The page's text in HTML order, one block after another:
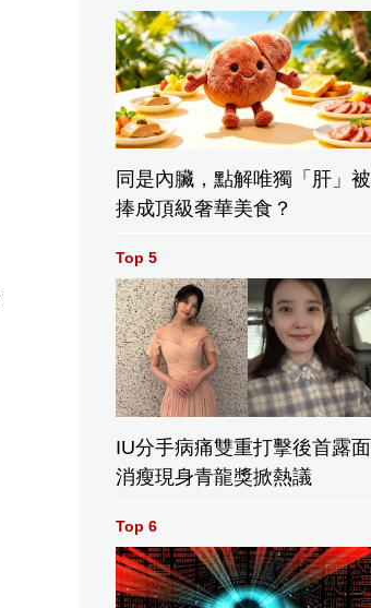
同是內臟，點解唯獨「肝」被
捧成頂級奢華美食？
Top 5
IU分手病痛雙重打擊後首露面
消瘦現身青龍獎掀熱議
Top 6